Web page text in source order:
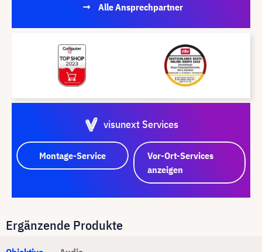
Alle Ansprechpartner
visunext Services
Montage-Service
Vor-Ort-Services
anzeigen
Ergänzende Produkte